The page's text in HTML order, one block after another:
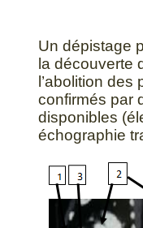
Un dépistage
la découverte
l’abolition
confirmés par
disponibles
échographie